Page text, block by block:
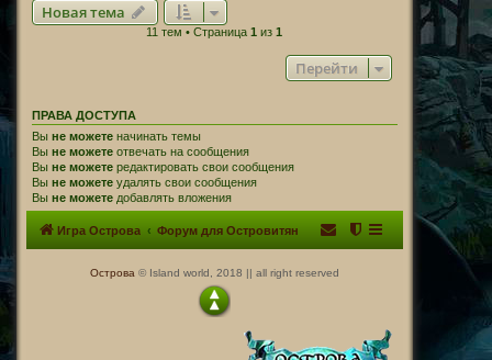
Новая тема
11 тем • Страница1 из1
Перейти
ПРАВА ДОСТУПА
Вы не можете начинать темы
Вы не можете отвечать на сообщения
Вы не можете редактировать свои сообщения
Вы не можете удалять свои сообщения
Вы не можете добавлять вложения
Игра Острова Форум для Островитян
Острова © Island world, 2018 || all right reserved